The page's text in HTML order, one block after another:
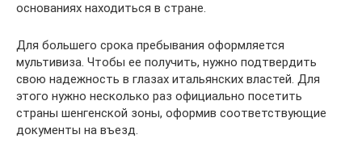
основаниях находиться в стране.
Для большего срока пребывания оформляется
мультивиза. Чтобы ее получить, нужно подтвердить
свою надежность в глазах итальянских властей. Для
этого нужно несколько раз официально посетить
страны шенгенской зоны, оформив соответствующие
документы на въезд.